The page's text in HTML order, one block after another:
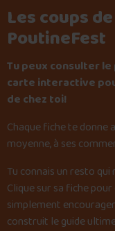
Les coups
PoutineFest
Tu peux consulter
carte interactive
de chez toi!
Chaque fiche te donne
moyenne, à ses
Tu connais un resto
Clique sur sa fiche
simplement
construit le guide